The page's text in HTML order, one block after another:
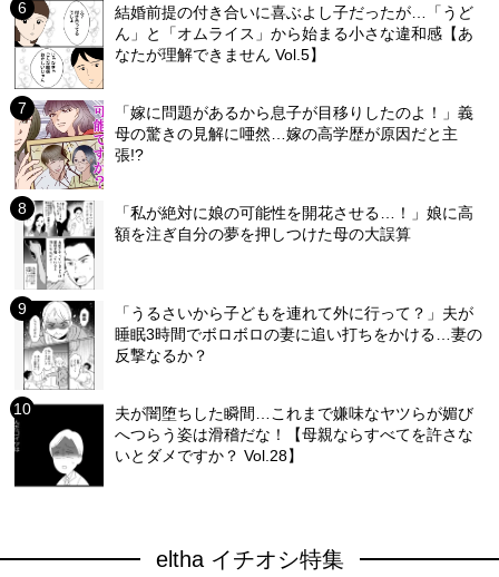
結婚前提の付き合いに喜ぶよし子だったが…「うど
ん」と「オムライス」から始まる小さな違和感【あ
なたが理解できません Vol.5】
「嫁に問題があるから息子が目移りしたのよ！」義
母の驚きの見解に唖然…嫁の高学歴が原因だと主
張!?
「私が絶対に娘の可能性を開花させる…！」娘に高
額を注ぎ自分の夢を押しつけた母の大誤算
「うるさいから子どもを連れて外に行って？」夫が
睡眠3時間でボロボロの妻に追い打ちをかける…妻の
反撃なるか？
夫が闇堕ちした瞬間…これまで嫌味なヤツらが媚び
へつらう姿は滑稽だな！【母親ならすべてを許さな
いとダメですか？ Vol.28】
eltha イチオシ特集